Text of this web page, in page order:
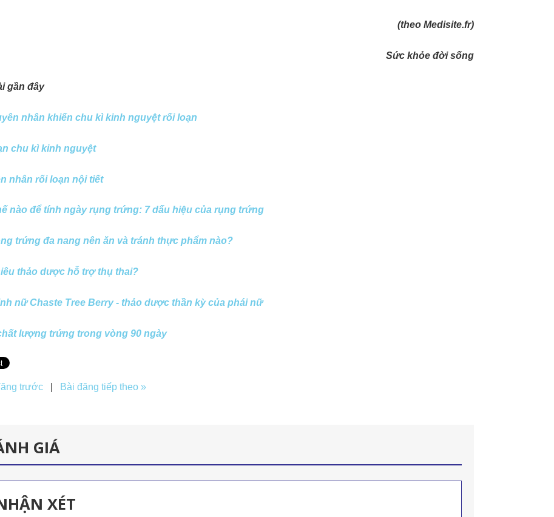
(theo Medisite.fr)
Sức khỏe đời sống
gần đây
nhân khiến chu kì kinh nguyệt rối loạn
chu kì kinh nguyệt
nhân rối loạn nội tiết
nào để tính ngày rụng trứng: 7 dấu hiệu của rụng trứng
trứng đa nang nên ăn và tránh thực phẩm nào?
thảo dược hỗ trợ thụ thai?
nữ Chaste Tree Berry - thảo dược thần kỳ của phái nữ
lượng trứng trong vòng 90 ngày
trước Bài đăng tiếp theo »
GIÁ
XÉT